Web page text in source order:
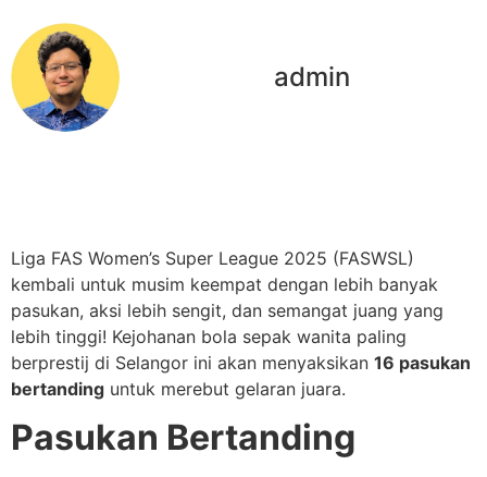
admin
Liga FAS Women’s Super League 2025 (FASWSL)
kembali untuk musim keempat dengan lebih banyak
pasukan, aksi lebih sengit, dan semangat juang yang
lebih tinggi! Kejohanan bola sepak wanita paling
berprestij di Selangor ini akan menyaksikan 16 pasukan
bertanding untuk merebut gelaran juara.
Pasukan Bertanding